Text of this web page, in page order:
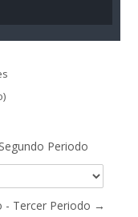
Periodo
- Tercer Periodo →